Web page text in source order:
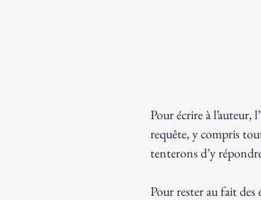
Pour écrire à l’auteur,
requête, y compris
tenterons d’y
Pour rester au fait des